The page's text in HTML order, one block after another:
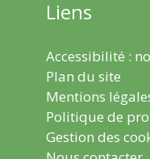
Liens
Accessibilité :
Plan du site
Mentions
Politique de
Gestion des